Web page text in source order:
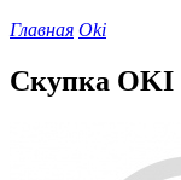
Главная Oki
Скупка OKI